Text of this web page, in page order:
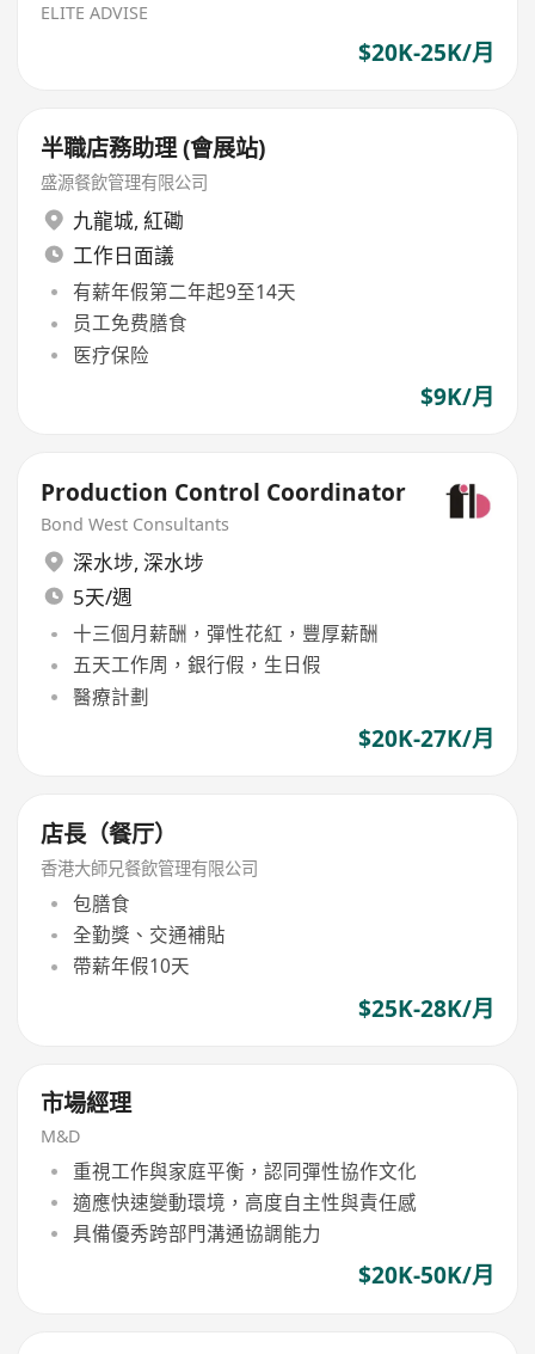
ELITE ADVISE
$20K-25K/月
半職店務助理 (會展站)
盛源餐飲管理有限公司
九龍城, 紅磡
工作日面議
有薪年假第二年起9至14天
员工免费膳食
医疗保险
$9K/月
Production Control Coordinator
Bond West Consultants
深水埗, 深水埗
5天/週
十三個月薪酬，彈性花紅，豐厚薪酬
五天工作周，銀行假，生日假
醫療計劃
$20K-27K/月
店長（餐厅）
香港大師兄餐飲管理有限公司
包膳食
全勤獎、交通補貼
帶薪年假10天
$25K-28K/月
市場經理
M&D
重視工作與家庭平衡，認同彈性協作文化
適應快速變動環境，高度自主性與責任感
具備優秀跨部門溝通協調能力
$20K-50K/月